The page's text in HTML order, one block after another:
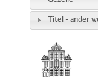
Titel - ander